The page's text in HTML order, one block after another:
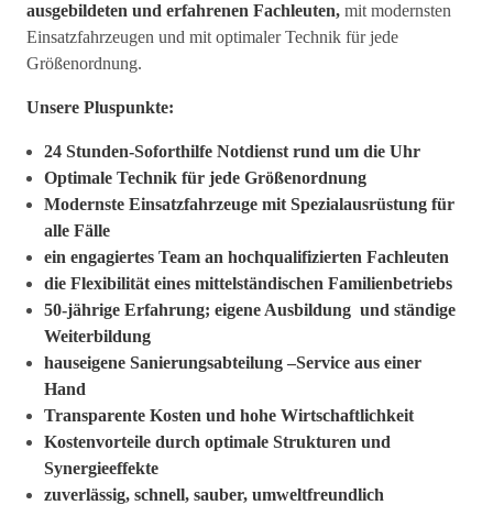
ausgebildeten und erfahrenen Fachleuten, mit modernsten
Einsatzfahrzeugen und mit optimaler Technik für jede
Größenordnung.
Unsere Pluspunkte:
24 Stunden-Soforthilfe Notdienst rund um die Uhr
Optimale Technik für jede Größenordnung
Modernste Einsatzfahrzeuge mit Spezialausrüstung für
alle Fälle
ein engagiertes Team an hochqualifizierten Fachleuten
die Flexibilität eines mittelständischen Familienbetriebs
50-jährige Erfahrung; eigene Ausbildung und ständige
Weiterbildung
hauseigene Sanierungsabteilung –Service aus einer
Hand
Transparente Kosten und hohe Wirtschaftlichkeit
Kostenvorteile durch optimale Strukturen und
Synergieeffekte
zuverlässig, schnell, sauber, umweltfreundlich